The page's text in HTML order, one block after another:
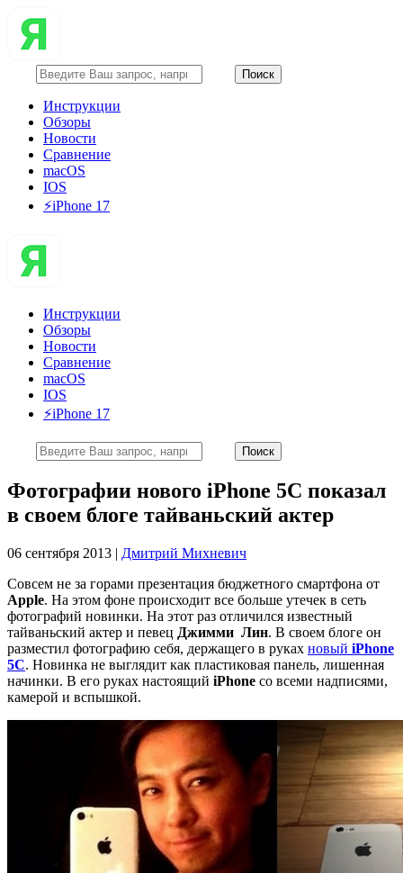
Инструкции
Обзоры
Новости
Сравнение
macOS
IOS
⚡️iPhone 17
Инструкции
Обзоры
Новости
Сравнение
macOS
IOS
⚡️iPhone 17
Фотографии нового iPhone 5C показал
в своем блоге тайваньский актер
06 сентября 2013 | Дмитрий Михневич
Совсем не за горами презентация бюджетного смартфона от
Apple. На этом фоне происходит все больше утечек в сеть
фотографий новинки. На этот раз отличился известный
тайваньский актер и певец Джимми Лин. В своем блоге он
разместил фотографию себя, держащего в руках новый iPhone
5С. Новинка не выглядит как пластиковая панель, лишенная
начинки. В его руках настоящий iPhone со всеми надписями,
камерой и вспышкой.